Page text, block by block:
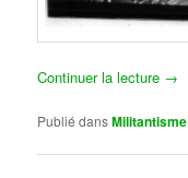
Continuer la lecture →
Publié dansMilitantisme